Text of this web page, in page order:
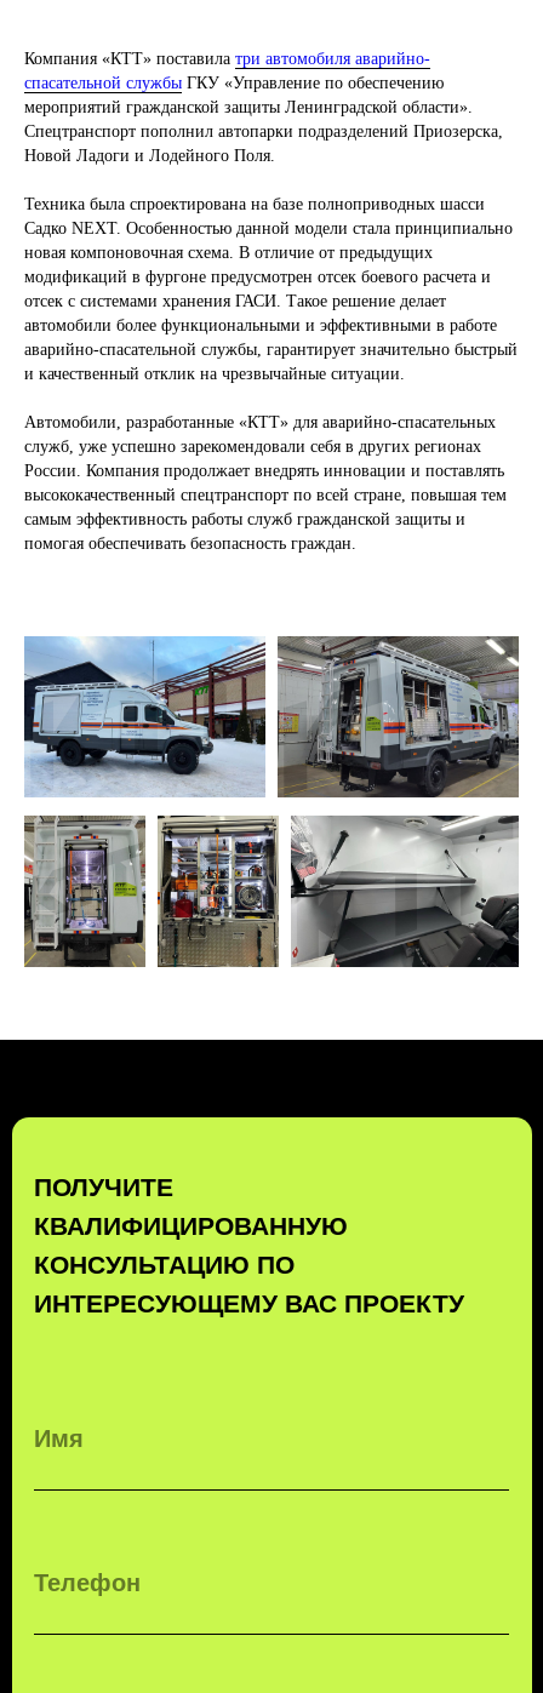
Компания «КТТ» поставила три автомобиля аварийно-
спасательной службы ГКУ «Управление по обеспечению
мероприятий гражданской защиты Ленинградской области».
Спецтранспорт пополнил автопарки подразделений Приозерска,
Новой Ладоги и Лодейного Поля.
Техника была спроектирована на базе полноприводных шасси
Садко NEXT. Особенностью данной модели стала принципиально
новая компоновочная схема. В отличие от предыдущих
модификаций в фургоне предусмотрен отсек боевого расчета и
отсек с системами хранения ГАСИ. Такое решение делает
автомобили более функциональными и эффективными в работе
аварийно-спасательной службы, гарантирует значительно быстрый
и качественный отклик на чрезвычайные ситуации.
Автомобили, разработанные «КТТ» для аварийно-спасательных
служб, уже успешно зарекомендовали себя в других регионах
России. Компания продолжает внедрять инновации и поставлять
высококачественный спецтранспорт по всей стране, повышая тем
самым эффективность работы служб гражданской защиты и
помогая обеспечивать безопасность граждан.
ПОЛУЧИТЬ КОНСУЛЬТАЦИЮ
КВАЛИФИЦИРОВАННУЮ
КОНСУЛЬТАЦИЮ ПО
ИНТЕРЕСУЮЩЕМУ ВАС ПРОЕКТУ